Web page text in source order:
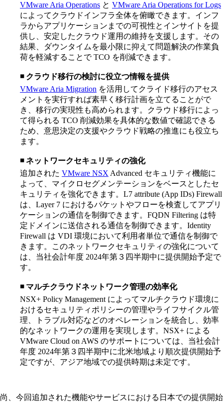
VMware Aria Operations と VMware Aria Operations for Logs
によってクラウドインフラ全体を俯瞰できます。インフ
ラからアプリケーションまでの可視性とインサイトを提
供し、安定したクラウド運用の維持を支援します。その
結果、ダウンタイムを最小限に抑えて問題解決の作業負
荷を軽減することで TCO を削減できます。
◾️ クラウド移行の検討に役立つ情報を提供
VMware Aria Migration を活用してクライド移行のアセス
メントを実行すれば素早く移行計画を立てることがで
き、移行の実現性も高められます。クラウド移行によっ
て得られる TCO 削減効果を具体的な数値で確認できる
ため、意思決定の支援やクラウド戦略の推進にも役立ち
ます。
◾️ ネットワークセキュリティの強化
追加された VMware NSXAdvanced セキュリティ機能に
よって、マイクロセグメンテーションをベースとしたセ
キュリティを強化できます。L7 attribute (App IDs) Firewall
は、Layer 7 におけるパケットやフローを検査してアプリ
ケーションの通信を制御できます。FQDN Filtering は特
定ドメインに送信される通信を制御できます。Identity
Firewall は VDI 環境において利用者単位で通信を制御で
きます。このネットワークセキュリティの強化について
は、当社会計年度 2024年第３四半期中に提供開始予定で
す。
◾️ マルチクラウドネットワーク管理の効率化
NSX+ Policy Management によってマルチクラウド環境に
おけるセキュリティポリシーの管理やライフサイクル管
理、トラブル対応などのオペレーションを統合し、効率
的なネットワークの運用を実現します。NSX+ による
VMware Cloud on AWS のサポートについては、当社会計
年度 2024年第３四半期中に北米地域より順次提供開始予
定ですが、アジア地域での提供時期は未定です。
尚、今回追加された機能やサービスにおける日本での提供開始